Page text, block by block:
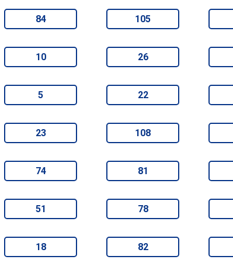
84 105
10 26
5 22
23 108
74 81
51 78
18 82